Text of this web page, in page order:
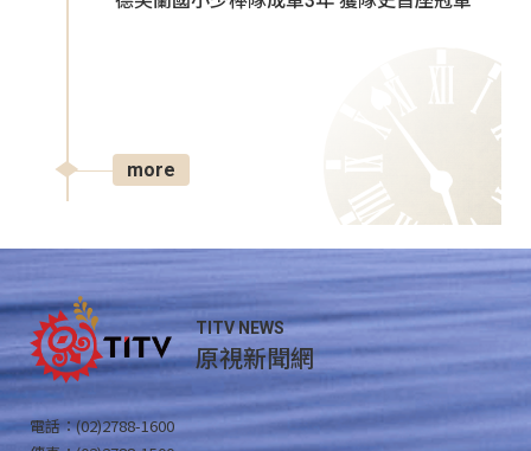
more
TITV NEWS
原視新聞網
電話：(02)2788-1600